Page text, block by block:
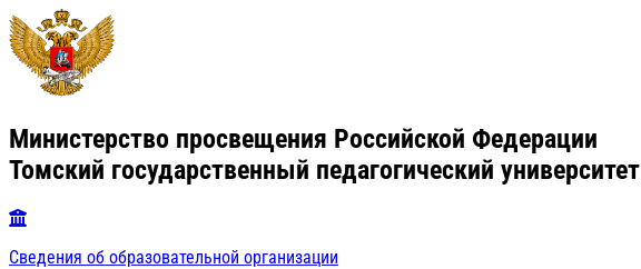
Министерство просвещения Российской Федерации
Томский государственный педагогический университет
Сведения об образовательной организации